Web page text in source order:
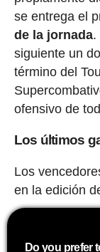
se entrega el
de la jornada.
siguiente un
término del
ofensivo de
Los últimos
Los
en la edición
Pogacar
Do you prefer